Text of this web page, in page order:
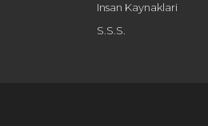
Insan Kaynaklari
S.S.S.